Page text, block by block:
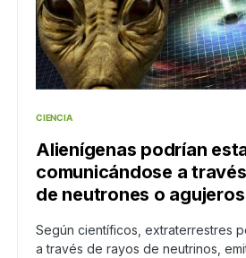
CIENCIA
Alienígenas podrían
comunicándose a
de neutrones o
Según científicos, extraterrestres
a través de rayos de neutrinos,